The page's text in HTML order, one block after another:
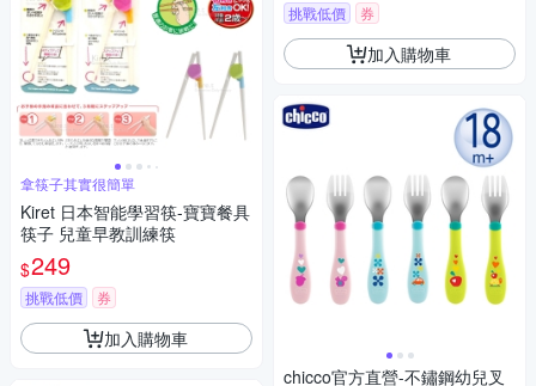
拿筷子其實很簡單
Kiret 日本智能學習筷-寶寶餐具
筷子 兒童早教訓練筷
$249
挑戰低價 券
加入購物車
挑戰低價 券
加入購物車
chicco官方直營-不鏽鋼幼兒叉